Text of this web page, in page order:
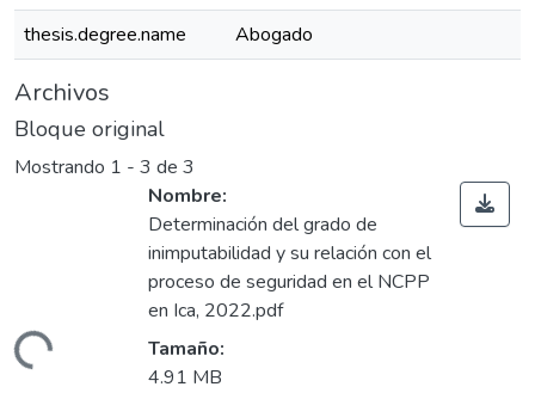
thesis.degree.name
Abogado
Archivos
Bloque original
Mostrando 1 - 3 de 3
Nombre:
Determinación del grado de
inimputabilidad y su relación con el
proceso de seguridad en el NCPP
en Ica, 2022.pdf
Tamaño:
4.91 MB